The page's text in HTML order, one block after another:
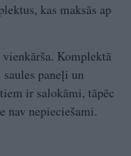
kas maksās ap
Komplektā
paneļi un
ir salokāmi, tāpēc
nav nepieciešami.